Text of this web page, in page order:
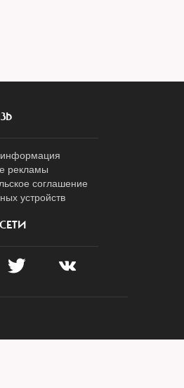
информация
рекламы
соглашение
устройств